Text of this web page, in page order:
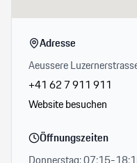
Adresse
Aeussere
+41 62 7 911 911
Website besuchen
Öffnungszeiten